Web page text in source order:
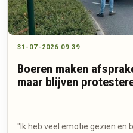
31-07-2026 09:39
Boeren maken
maar blijven
"Ik heb veel emotie gezien en